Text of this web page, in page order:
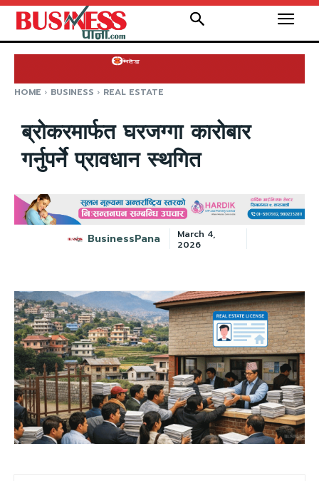
HOME BUSINESS REAL ESTATE
ब्रोकरमार्फत घरजग्गा कारोबार
गर्नुपर्ने प्रावधान स्थगित
BusinessPana
March 4,
2026